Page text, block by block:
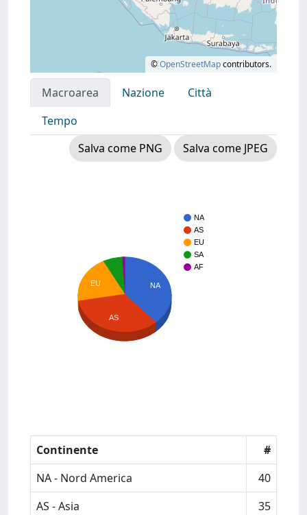
©OpenStreetMapcontributors.
Macroarea Nazione
Città
Tempo
Salva come PNG
Salva come JPEG
NA
AS
EU
SA
AF
NA
EU
AS
Continente
#
NA - Nord America
40
AS - Asia
35